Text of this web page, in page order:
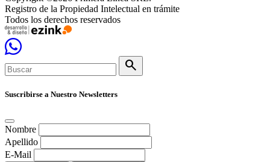
Registro de la Propiedad Intelectual en trámite
Todos los derechos reservados
search
Suscribirse a Nuestro Newsletters
Nombre
Apellido
E-Mail